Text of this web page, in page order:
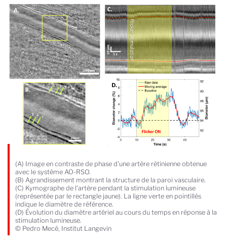
(A) Image en contraste de phase d'une artère rétinienne obtenue
avec le système AO-RSO.
(B) Agrandissement montrant la structure de la paroi vasculaire.
(C) Kymographe de l’artère pendant la stimulation lumineuse
(représentée par le rectangle jaune). La ligne verte en pointillés
indique le diamètre de référence.
(D) Évolution du diamètre artériel au cours du temps en réponse à la
stimulation lumineuse.
© Pedro Mecê, Institut Langevin